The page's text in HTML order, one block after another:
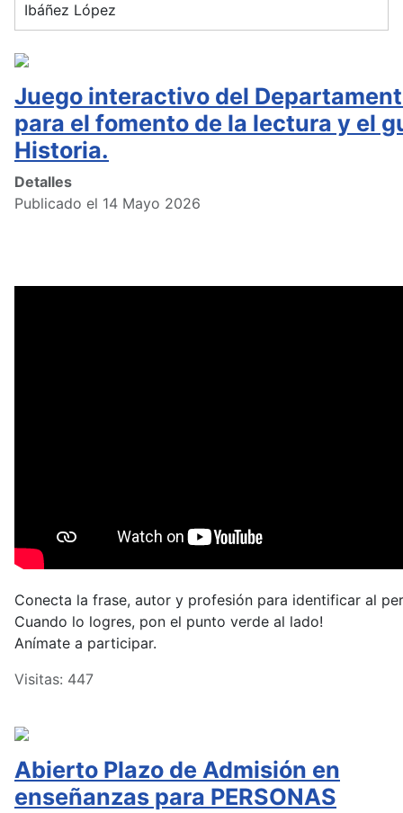
Ibáñez López
Juego interactivo del
para el fomento de la lectura y el
Historia.
Detalles
Publicado el 14 Mayo 2026
Conecta la frase, autor y profesión para identificar al
Cuando lo logres, pon el punto verde al lado!
Anímate a participar.
Visitas: 447
Abierto Plazo de Admisión en
enseñanzas para PERSONAS